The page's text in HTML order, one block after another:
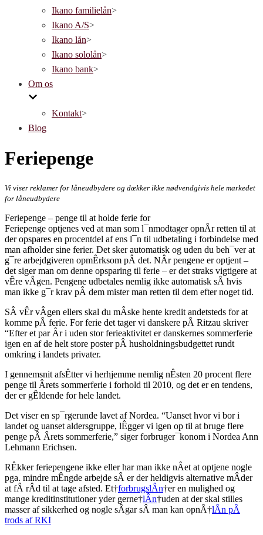
Ikano familielån>
Ikano A/S>
Ikano lån>
Ikano sololån>
Ikano bank>
Om os
Kontakt>
Blog
Feriepenge
Vi viser reklamer for låneudbydere og dækker ikke nødvendgivis hele markedet
for låneudbydere
Feriepenge – penge til at holde ferie for
Feriepenge optjenes ved at man som l¯nmodtager opnÂr retten til at
der opspares en procentdel af ens l¯n til udbetaling i forbindelse med
man afholder sine ferier. Det sker automatisk og uden du beh¯ver at
g¯re arbejdgiveren opmÊrksom pÂ det. NÂr pengene er optjent –
det siger man om denne opsparing til ferie – er det straks vigtigere at
vÊre vÂgen. Pengene udbetales nemlig ikke automatisk sÂ hvis
man ikke g¯r krav pÂ dem mister man retten til dem efter noget tid.
SÂ vÊr vÂgen ellers skal du mÂske hente kredit andetsteds for at
komme pÂ ferie. For ferie det tager vi danskere pÂ Ritzau skriver
“Efter et par Âr i uden stor ferieaktivitet er danskernes sommerferie
igen en af de helt store poster pÂ husholdningsbudgettet rundt
omkring i landets privater.
I gennemsnit afsÊtter vi herhjemme nemlig nÊsten 20 procent flere
penge til Ârets sommerferie i forhold til 2010, og det er en tendens,
der er gÊldende for hele landet.
Det viser en sp¯rgerunde lavet af Nordea. “Uanset hvor vi bor i
landet og uanset aldersgruppe, lÊgger vi igen op til at bruge flere
penge pÂ Ârets sommerferie,” siger forbruger¯konom i Nordea Ann
Lehmann Erichsen.
RÊkker feriepengene ikke eller har man ikke nÂet at optjene nogle
pga. mindre mÊngde arbejde sÂ er der heldigvis alternative mÂder
at fÂ rÂd til at tage afsted. Et†forbrugslÂn†er en mulighed og
mange kreditinstitutioner yder gerne†lÂn†uden at der skal stilles
masser af sikkerhed og nogle sÂgar sÂ man kan opnÂ†lÂn pÂ
trods af RKI